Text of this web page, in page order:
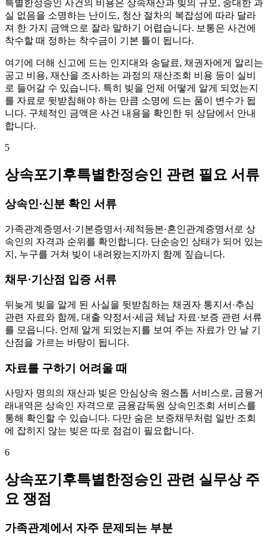
특별한정승인 사건의 비용은 상속재산과 빚의 규모, 중대한 과
실 없음을 소명하는 난이도, 청산 절차의 복잡성에 따라 달라
져 한 가지 금액으로 잘라 말하기 어렵습니다. 보통은 사건에
착수할 때 정하는 착수금이 기본 틀이 됩니다.
여기에 더해 신고에 드는 인지대와 송달료, 채권자에게 알리는
공고 비용, 재산을 조사하는 과정의 재산조회 비용 등이 실비
로 들어갈 수 있습니다. 특히 빚을 언제 어떻게 알게 되었는지
를 자료로 뒷받침해야 하는 만큼 소명에 드는 품이 변수가 됩
니다. 구체적인 금액은 사건 내용을 확인한 뒤 상담에서 안내
합니다.
5
상속포기후특별한정승인 관련 필요 서류
상속인·신분 확인 서류
가족관계증명서·기본증명서·제적등본·혼인관계증명서로 상
속인의 자격과 순위를 확인합니다. 단순승인 상태가 되어 있는
지, 누구를 거쳐 빚이 내려왔는지까지 함께 짚습니다.
채무·기산점 입증 서류
뒤늦게 빚을 알게 된 사실을 뒷받침하는 채권자 통지서·추심
관련 자료와 함께, 대출 약정서·세금 체납 자료·보증 관련 서류
를 모읍니다. 언제 알게 되었는지를 보여 주는 자료가 안 날 기
산점을 가르는 바탕이 됩니다.
자료를 구하기 어려울 때
사망자 명의의 재산과 빚은 안심상속 원스톱 서비스로, 금융거
래내역은 상속인 자격으로 금융감독원 상속인조회 서비스를
통해 확인할 수 있습니다. 다만 숨은 보증채무처럼 일반 조회
에 잡히지 않는 빚은 따로 점검이 필요합니다.
6
상속포기후특별한정승인 관련 실무상 주
요 쟁점
가족관계에서 자주 문제되는 부분